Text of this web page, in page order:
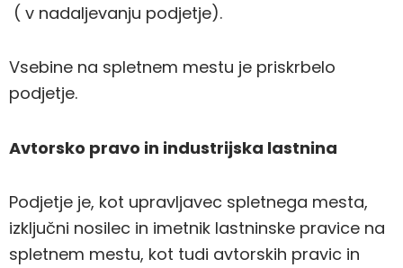
( v nadaljevanju podjetje).
Vsebine na spletnem mestu je priskrbelo
podjetje.
Avtorsko pravo in industrijska lastnina
Podjetje je, kot upravljavec spletnega mesta,
izključni nosilec in imetnik lastninske pravice na
spletnem mestu, kot tudi avtorskih pravic in